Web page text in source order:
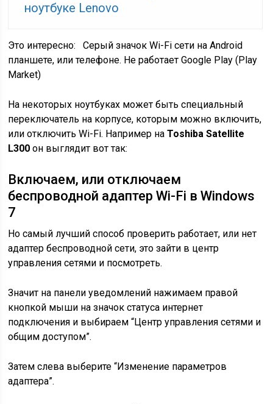
ноутбуке Lenovo
Это интересно:
Серый значок Wi-Fi сети на Android
планшете, или телефоне. Не работает Google Play (Play
Market)
На некоторых ноутбуках может быть специальный
переключатель на корпусе, которым можно включить,
или отключить Wi-Fi. Например наToshiba Satellite
L300 он выглядит вот так:
Включаем, или отключаем
беспроводной адаптер Wi-Fi в Windows
7
Но самый лучший способ проверить работает, или нет
адаптер беспроводной сети, это зайти в центр
управления сетями и посмотреть.
Значит на панели уведомлений нажимаем правой
кнопкой мыши на значок статуса интернет
подключения и выбираем“Центр управления сетями и
общим доступом”.
Затем слева выберите“Изменение параметров
адаптера”.